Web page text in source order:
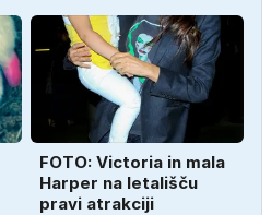
FOTO: Victoria in mala
Harper na letališču
pravi atrakciji